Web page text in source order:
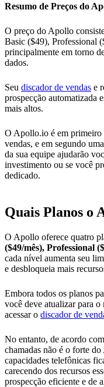
Resumo de Preços do
O preço do Apollo
Basic ($49), Professional
principalmente em torno
dados.
Seu discador de vendas e
prospecção automatizada
mais altos.
O Apollo.io é em primeiro
vendas, e em segundo
da sua equipe ajudarão
investimento ou se você
dedicado.
Quais Planos o
O Apollo oferece quatro
($49/mês), Professional
cada nível aumenta seu
e desbloqueia mais
Embora todos os planos
você deve atualizar para
acessar o discador de
No entanto, de acordo
chamadas não é o forte
capacidades telefônicas
carecendo dos recursos
prospecção eficiente e de